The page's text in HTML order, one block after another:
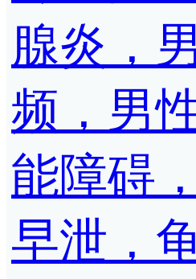
腺炎，
频，男
能障碍
早泄，